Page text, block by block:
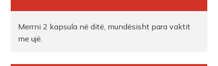
Merrni 2 kapsula në ditë, mundësisht para vaktit
me ujë.